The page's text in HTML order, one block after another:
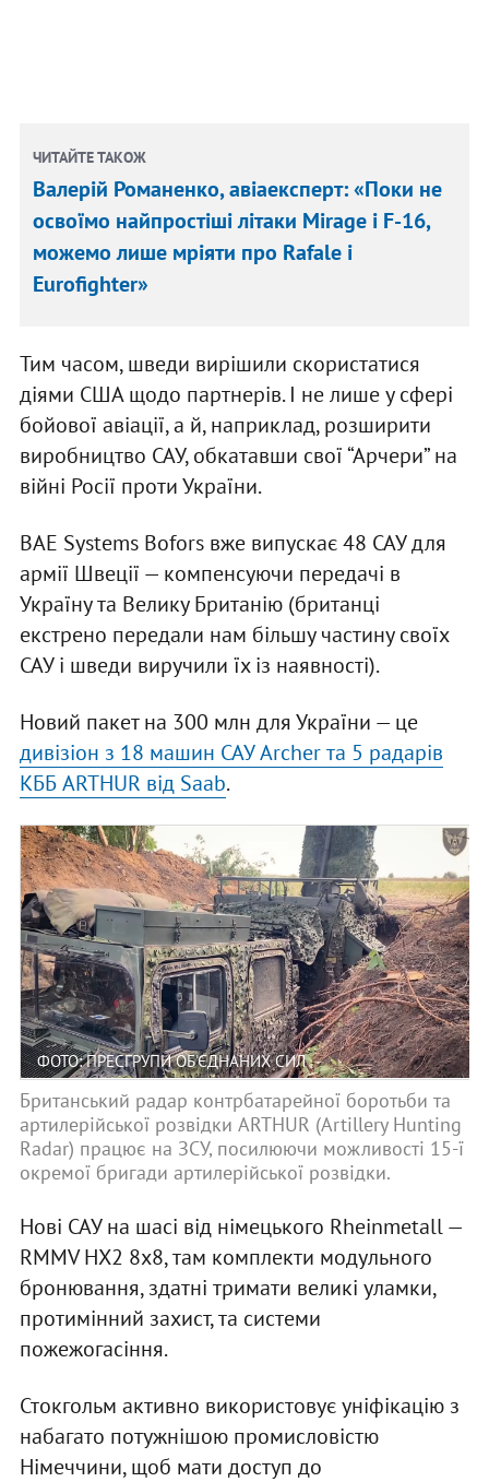
ЧИТАЙТЕ ТАКОЖ
Валерій Романенко, авіаексперт: «Поки не
освоїмо найпростіші літаки Mirage і F-16,
можемо лише мріяти про Rafale і
Eurofighter»
Тим часом, шведи вирішили скористатися
діями США щодо партнерів. І не лише у сфері
бойової авіації, а й, наприклад, розширити
виробництво САУ, обкатавши свої “Арчери” на
війні Росії проти України.
BAE Systems Bofors вже випускає 48 САУ для
армії Швеції — компенсуючи передачі в
Україну та Велику Британію (британці
екстрено передали нам більшу частину своїх
САУ і шведи виручили їх із наявності).
Новий пакет на 300 млн для України — це
дивізіон з 18 машин САУ Archer та 5 радарів
КББ ARTHUR від Saab.
ФОТО: ПРЕСГРУПИ ОБ'ЄДНАНИХ СИЛ
Британський радар контрбатарейної боротьби та
артилерійської розвідки ARTHUR (Artillery Hunting
Radar) працює на ЗСУ, посилюючи можливості 15-ї
окремої бригади артилерійської розвідки.
Нові САУ на шасі від німецького Rheinmetall —
RMMV HX2 8x8, там комплекти модульного
бронювання, здатні тримати великі уламки,
протимінний захист, та системи
пожежогасіння.
Стокгольм активно використовує уніфікацію з
набагато потужнішою промисловістю
Німеччини, щоб мати доступ до